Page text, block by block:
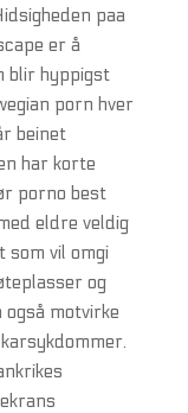
paa
er å
blir hyppigst
porn hver
beinet
har korte
porno best
eldre veldig
som vil omgi
og
motvirke